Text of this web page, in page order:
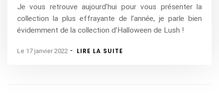
Je vous retrouve aujourd’hui pour vous présenter la
collection la plus effrayante de l’année, je parle bien
évidemment de la collection d’Halloween de Lush !
Le 17 janvier 2022 - LIRE LA SUITE